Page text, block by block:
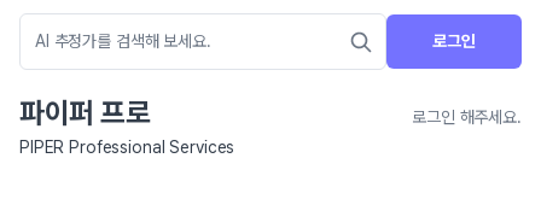
로그인
파이퍼 프로
로그인 해주세요.
PIPER Professional Services